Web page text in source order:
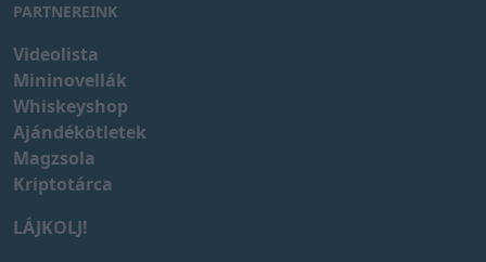
PARTNEREINK
Videolista
Mininovellák
Whiskeyshop
Ajándékötletek
Magzsola
Kriptotárca
LÁJKOLJ!